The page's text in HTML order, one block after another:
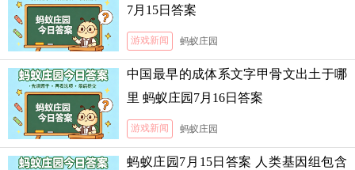
7月15日答案
游戏新闻 蚂蚁庄园
中国最早的成体系文字甲骨文出土于哪
里 蚂蚁庄园7月16日答案
游戏新闻 蚂蚁庄园
蚂蚁庄园7月15日答案 人类基因组包含